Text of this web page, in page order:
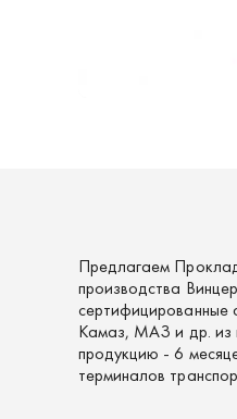
Предлагаем
производства
сертифицированные
Камаз, МАЗ и др. из
продукцию - 6
терминалов